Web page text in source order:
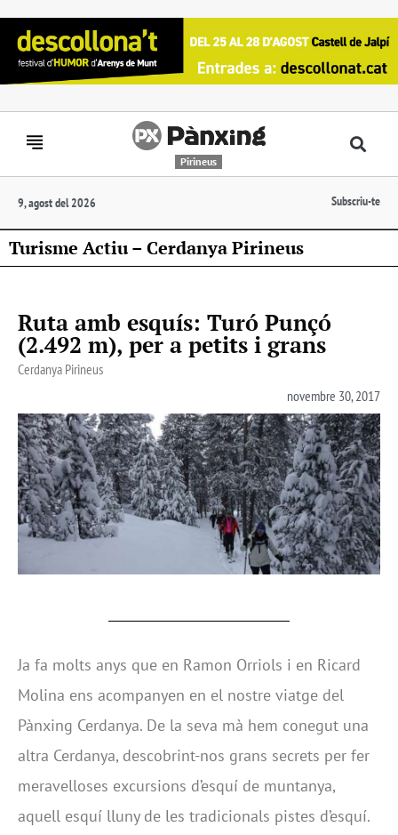
Pirineus
9, agost del 2026 Subscriu-te
Turisme Actiu – Cerdanya Pirineus
Ruta amb esquís: Turó Punçó
(2.492 m), per a petits i grans
Cerdanya Pirineus
novembre 30, 2017
Ja fa molts anys que en Ramon Orriols i en Ricard
Molina ens acompanyen en el nostre viatge del
Pànxing Cerdanya. De la seva mà hem conegut una
altra Cerdanya, descobrint-nos grans secrets per fer
meravelloses excursions d’esquí de muntanya,
aquell esquí lluny de les tradicionals pistes d’esquí.